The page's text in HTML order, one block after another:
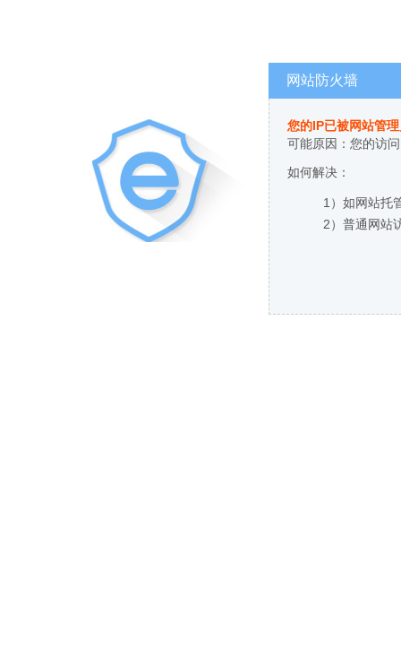
网站防火墙
您的IP已被网站管
可能原因：您的访
如何解决：
1）如网站托
2）普通网站